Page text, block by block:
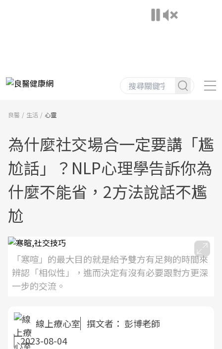
良醫 生活 心靈
為什麼社交場合一定要講「尷
尬話」？NLP心理學告訴你為
什麼不能省，2方法說話不尷
尬
「寒喧」的最大目的就是給予雙方有足夠的時間來
辨認「相似性」，進而決定有沒有必要跟對方更深
一步的交流。
線上療心室 撰文者： 彭博老師
2023-08-04